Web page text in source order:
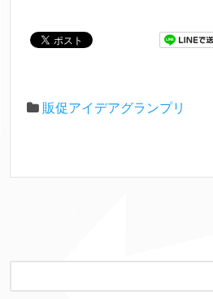
販促アイデアグランプリ